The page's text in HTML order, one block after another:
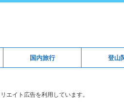
国内旅行 登山
エイト広告を利用しています。